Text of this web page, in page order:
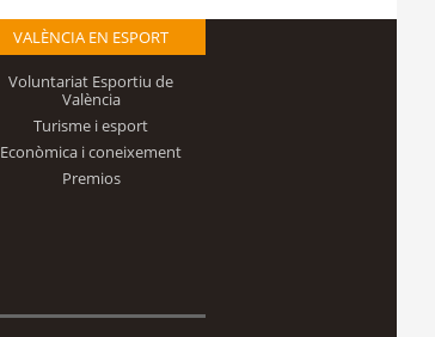
VALÈNCIA EN ESPORT
Voluntariat Esportiu de
València
Turisme i esport
Econòmica i coneixement
Premios